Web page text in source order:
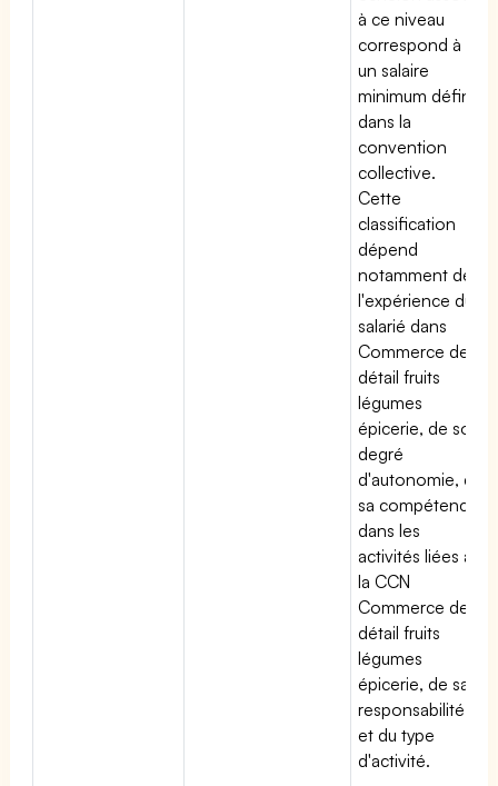
à ce niveau
correspond à
un salaire
minimum défini
dans la
convention
collective.
Cette
classification
dépend
notamment de
l'expérience du
salarié dans
Commerce de
détail fruits
légumes
épicerie, de son
degré
d'autonomie, de
sa compétence
dans les
activités liées à
la CCN
Commerce de
détail fruits
légumes
épicerie, de sa
responsabilité
et du type
d'activité.